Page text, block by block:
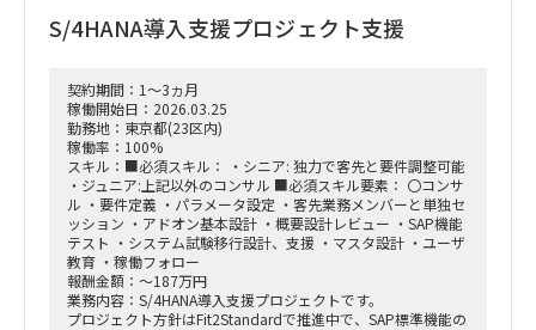
S/4HANA導入支援プロジェクト支援
契約期間：1～3ヵ月
稼働開始日：2026.03.25
勤務地：東京都(23区内)
稼働率：100%
スキル：■必須スキル： ・シニア: 独力で客先と要件調整可能
・ジュニア:上記以外のコンサル ■必須スキル要素： 〇コンサ
ル ・要件定義 ・パラメータ設定 ・客先業務メンバーと単独セ
ッション ・アドオン基本設計 ・概要設計レビュー ・SAP機能
テスト ・システム試験移行設計、支援 ・マスタ設計 ・ユーザ
教育 ・稼働フォロー
報酬金額：～187万円
業務内容：S/4HANA導入支援プロジェクトです。
プロジェクト方針はFit2Standardで推進中で、SAP標準機能の